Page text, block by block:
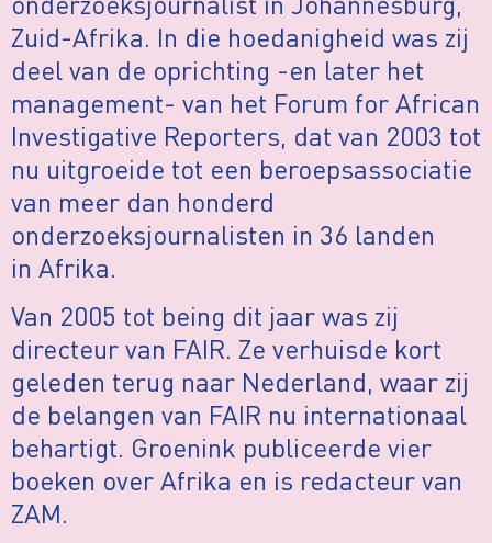
Zuid-Afrika. In die hoedanigheid was zij
deel van de oprichting -en later het
management- van het Forum for African
Investigative Reporters, dat van 2003 tot
nu uitgroeide tot een beroepsassociatie
van meer dan honderd
onderzoeksjournalisten in 36 landen
in Afrika.
Van 2005 tot being dit jaar was zij
directeur van FAIR. Ze verhuisde kort
geleden terug naar Nederland, waar zij
de belangen van FAIR nu internationaal
behartigt. Groenink publiceerde vier
boeken over Afrika en is redacteur van
ZAM.